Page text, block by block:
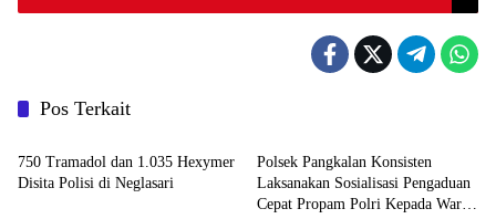
Pos Terkait
Polri
750 Tramadol dan 1.035 Hexymer
Disita Polisi di Neglasari
Polsek Pangkalan Konsisten
Laksanakan Sosialisasi Pengaduan
Cepat Propam Polri Kepada Warga
Polri